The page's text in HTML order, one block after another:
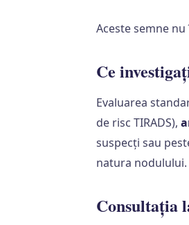
Aceste semne
Ce
Evaluarea
de risc TIRADS),
suspecți sau
natura nodulului.
Consultația